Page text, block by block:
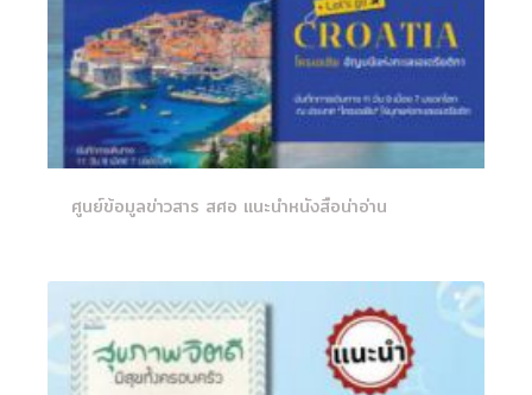
ศูนย์ข้อมูลข่าวสาร สศอ แนะนำหนังสือน่าอ่าน